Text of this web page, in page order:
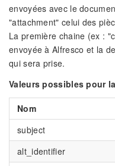
envoyées avec le
"attachment" celui des
La première chaine (ex :
envoyée à Alfresco et la
qui sera prise.
Valeurs possibles pour
Nom
subject
alt_identifier